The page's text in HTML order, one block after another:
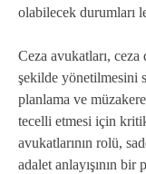
olabilecek durumları
Ceza avukatları,
şekilde yönetilmesini
planlama ve
tecelli etmesi için
avukatlarının rolü,
adalet anlayışının bir